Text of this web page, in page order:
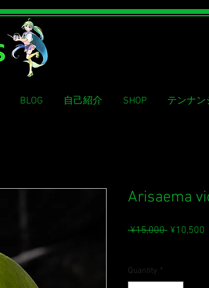
Arisaema
¥15,000 Regular
¥10,500
Quantity *
BLOG 自己紹介 SHOP テンナ